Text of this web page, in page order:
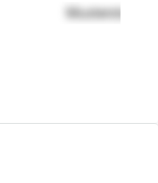
Musterstadt